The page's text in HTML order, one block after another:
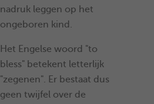
nadruk leggen op het
ongeboren kind.
Het Engelse woord "to
bless" betekent letterlijk
"zegenen". Er bestaat dus
geen twijfel over de